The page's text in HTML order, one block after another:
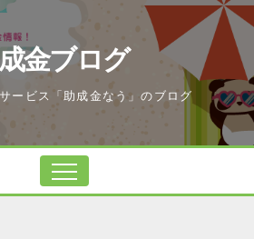
金ブログ
ービス「助成金なう」のブログ